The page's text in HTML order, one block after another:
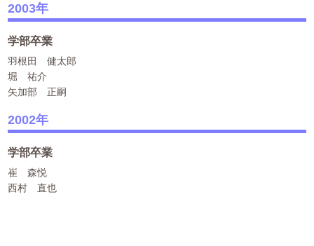
2003年
学部卒業
羽根田 健太郎
堀 祐介
矢加部 正嗣
2002年
学部卒業
崔 森悦
西村 直也